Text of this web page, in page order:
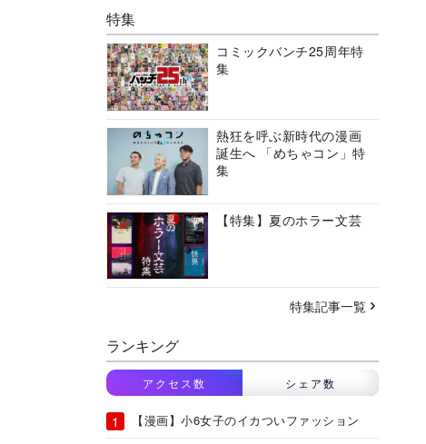
特集
コミックバンチ25周年特
集
熱狂を呼ぶ新時代の漫画
誕生へ 「めちゃコン」特
集
【特集】夏のホラー文芸
特集記事一覧
ランキング
アクセス数 シェア数
【漫画】小6女子のイカついファッション